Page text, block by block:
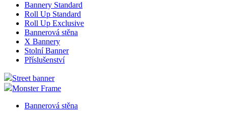
Bannery Standard
Roll Up Standard
Roll Up Exclusive
Bannerová stěna
X Bannery
Stolní Banner
Příslušenství
Street banner
Monster Frame
Bannerová stěna